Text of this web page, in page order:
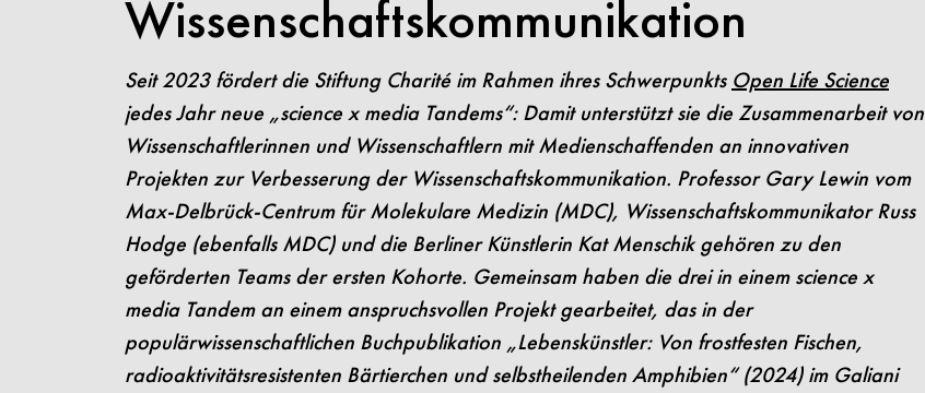
Wissenschaftskommunikation
Seit 2023 fördert die Stiftung Charité im Rahmen ihres Schwerpunkts Open Life Science
jedes Jahr neue „science x media Tandems“: Damit unterstützt sie die Zusammenarbeit von
Wissenschaftlerinnen und Wissenschaftlern mit Medienschaffenden an innovativen
Projekten zur Verbesserung der Wissenschaftskommunikation. Professor Gary Lewin vom
Max-Delbrück-Centrum für Molekulare Medizin (MDC), Wissenschaftskommunikator Russ
Hodge (ebenfalls MDC) und die Berliner Künstlerin Kat Menschik gehören zu den
geförderten Teams der ersten Kohorte. Gemeinsam haben die drei in einem science x
media Tandem an einem anspruchsvollen Projekt gearbeitet, das in der
populärwissenschaftlichen Buchpublikation „Lebenskünstler: Von frostfesten Fischen,
radioaktivitätsresistenten Bärtierchen und selbstheilenden Amphibien“ (2024) im Galiani